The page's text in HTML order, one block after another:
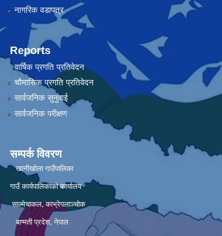
नागरिक वडापत्र
Reports
वार्षिक प्रगति प्रतिवेदन
चौमासिक प्रगति प्रतिवेदन
सार्वजनिक सुनुवाई
सार्वजनिक परीक्षण
सम्पर्क विवरण
खानीखोला गाउँपालिका
गाउँ कार्यपालिकाको कार्यालय
साल्मेचाकल, काभ्रेपलाञ्चोक
बाग्मती प्रदेश, नेपाल